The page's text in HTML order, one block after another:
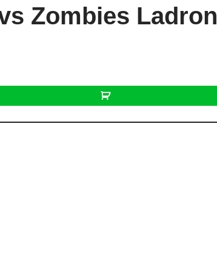
Zombies Ladron